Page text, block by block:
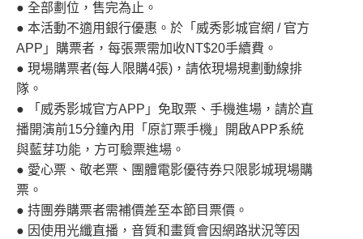
● 全部劃位，售完為止。
● 本活動不適用銀行優惠。於「威秀影城官網 / 官方
APP」購票者，每張票需加收NT$20手續費。
● 現場購票者(每人限購4張)，請依現場規劃動線排
隊。
● 「威秀影城官方APP」免取票、手機進場，請於直
播開演前15分鐘內用「原訂票手機」開啟APP系統
與藍芽功能，方可驗票進場。
● 愛心票、敬老票、團體電影優待券只限影城現場購
票。
● 持團券購票者需補價差至本節目票價。
● 因使用光纖直播，音質和畫質會因網路狀況等因